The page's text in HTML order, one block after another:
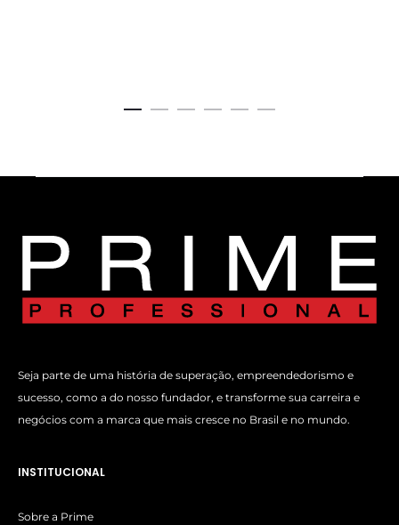
Seja parte de uma história de superação, empreendedorismo e
sucesso, como a do nosso fundador, e transforme sua carreira e
negócios com a marca que mais cresce no Brasil e no mundo.
INSTITUCIONAL
Sobre a Prime